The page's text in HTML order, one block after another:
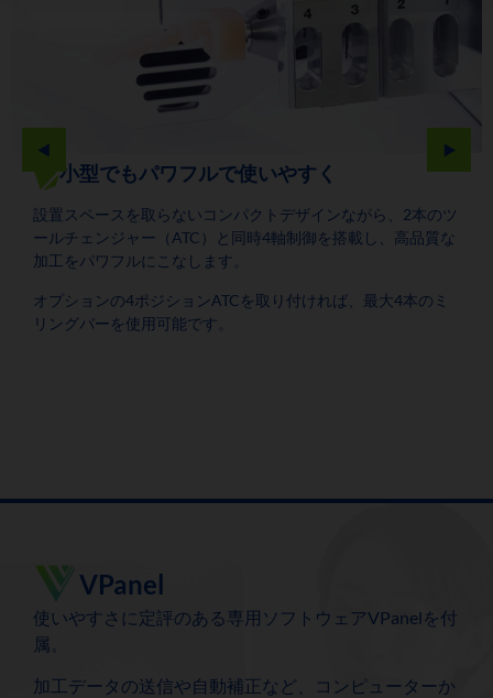
小型でもパワフルで使いやすく
設置スペースを取らないコンパクトデザインながら、2本のツ
ールチェンジャー（ATC）と同時4軸制御を搭載し、高品質な
加工をパワフルにこなします。
オプションの4ポジションATCを取り付ければ、最大4本のミ
リングバーを使用可能です。
VPanel
使いやすさに定評のある専用ソフトウェアVPanelを付
属。
加工データの送信や自動補正など、コンピューターか